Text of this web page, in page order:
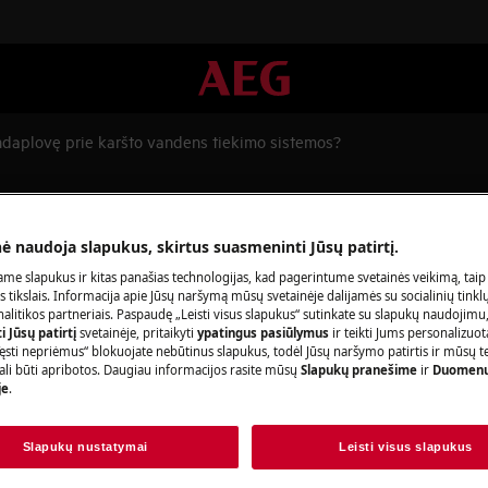
prie karšto vandens tiekimo sistemos?
prie karšto vandens
tiekimo sistemos?
Užsisakykite
Baigėsi prietaiso
pasirūpinti jo
įeina mokestis
papildomų išlaidų!
naudoja slapukus, skirtus suasmeninti Jūsų patirtį.
slapukus ir kitas panašias technologijas, kad pagerintume svetainės veikimą,
tikslais. Informacija apie Jūsų naršymą mūsų svetainėje dalijamės su socialinių
partneriais. Paspaudę „Leisti visus slapukus“ sutinkate su slapukų
Jūsų patirtįsvetainėje, pritaikyti ypatingus pasiūlymus ir teikti Jums
nepriėmus“ blokuojate nebūtinus slapukus, todėl Jūsų naršymo patirtis ir mūsų
būti apribotos. Daugiau informacijos rasite mūsų Slapukų pranešime ir
.
Slapukų nustatymai Leisti visus slapukus